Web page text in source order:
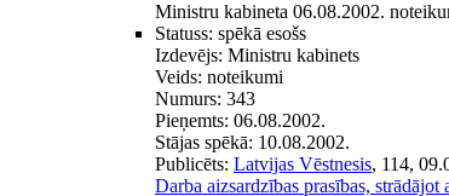
Ministru kabineta 06.08.2002.
Statuss: spēkā esošs
Izdevējs: Ministru kabinets
Veids: noteikumi
Numurs: 343
Pieņemts: 06.08.2002.
Stājas spēkā: 10.08.2002.
Publicēts: Latvijas Vēstnesis, 114,
Darba aizsardzības prasības, strādājot